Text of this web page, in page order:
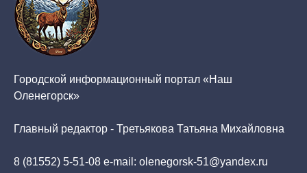
Городской информационный портал «Наш
Оленегорск»
Главный редактор - Третьякова Татьяна Михайловна
8 (81552) 5-51-08 e-mail: olenegorsk-51@yandex.ru